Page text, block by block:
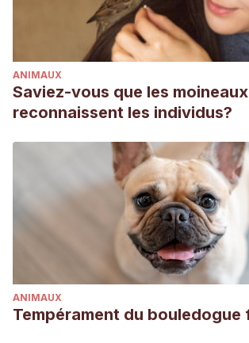
ANIMAUX
Saviez-vous que les moineaux
reconnaissent les individus?
ANIMAUX
Tempérament du bouledogue